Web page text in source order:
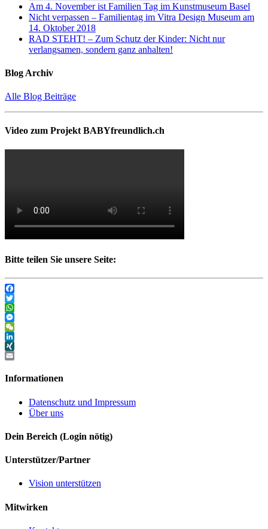
Am 4. November ist Familien Tag im Kunstmuseum Basel
Nicht verpassen – Familientag im Vitra Design Museum am
14. Oktober 2018
RAD STEHT! – Zum Schutz der Kinder: Nicht nur
verlangsamen, sondern ganz anhalten!
Blog Archiv
Alle Blog Beiträge
Video zum Projekt BABYfreundlich.ch
Bitte teilen Sie unsere Seite:
Facebook
Twitter
WhatsApp
Messenger
WeChat
LinkedIn
XING
Informationen
Datenschutz und Impressum
Über uns
Dein Bereich (Login nötig)
Unterstützer/Partner
Vision unterstützen
Mitwirken